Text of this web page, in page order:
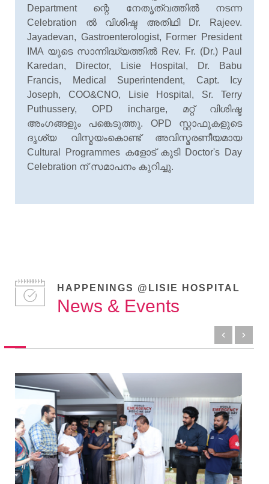
Department ന്റെ നേതൃത്വത്തില്നടന്ന
Celebration ല്വിശിഷ്ട അതിഥി Dr. Rajeev.
Jayadevan, Gastroenterologist, Former President
IMA യുടെ സാന്നിദ്ധ്യത്തില് Rev. Fr. (Dr.) Paul
Karedan, Director, Lisie Hospital, Dr. Babu
Francis, Medical Superintendent, Capt. Icy
Joseph, COO&CNO, Lisie Hospital, Sr. Terry
Puthussery, OPD incharge, മറ്റ് വിശിഷ്ട
അംഗങ്ങളും പങ്കെടുത്തു. OPD സ്റ്റാഫുകളുടെ
ദൃശ്യ വിസ്മയംകൊണ്ട് അവിസ്മരണീയമായ
Cultural Programmes കളോട് കൂടി Doctor's Day
Celebration ന് സമാപനം കുറിച്ചു.
HAPPENINGS @LISIE HOSPITAL
News & Events